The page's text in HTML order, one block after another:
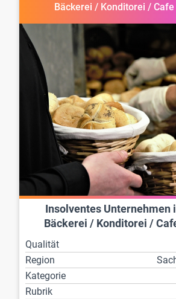
Bäckerei / Konditorei /
Insolventes Unternehmen
Bäckerei / Konditorei /
Qualität
Region
Kategorie
Rubrik